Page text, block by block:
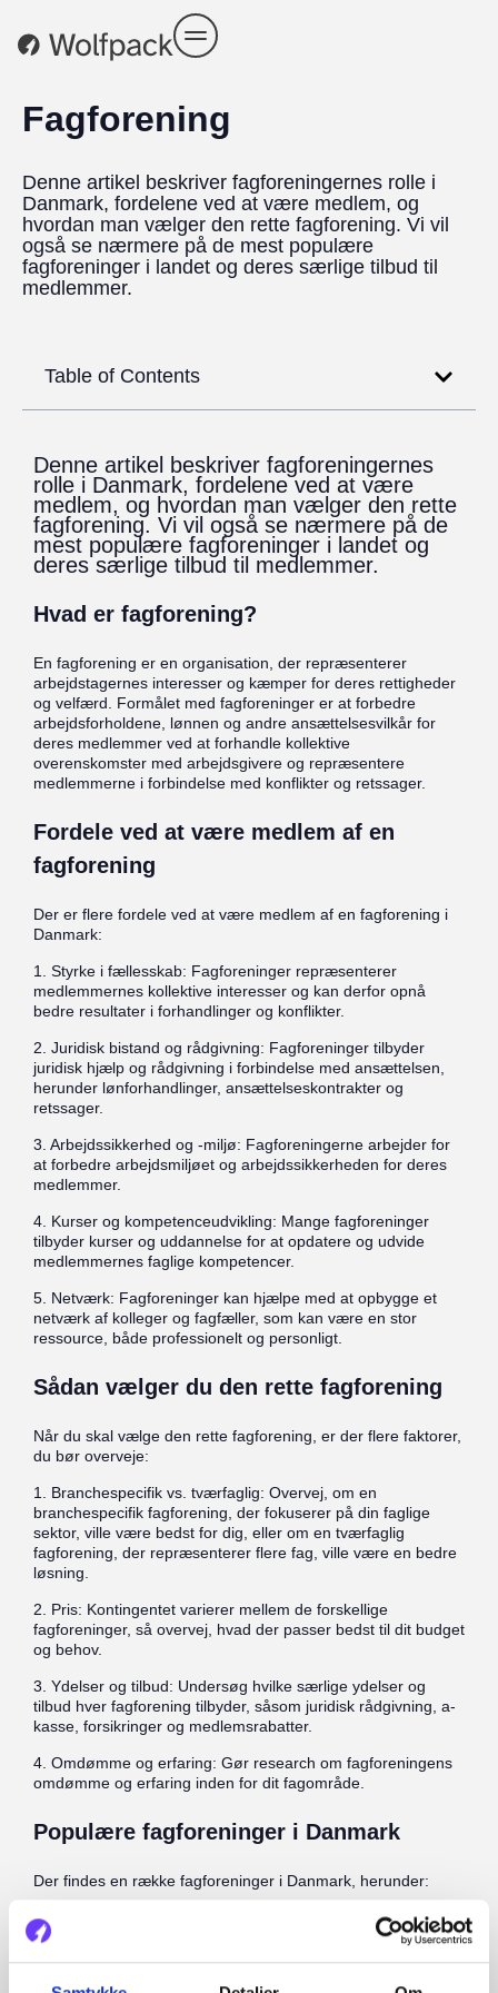
Fagforening
Denne artikel beskriver fagforeningernes rolle i
Danmark, fordelene ved at være medlem, og
hvordan man vælger den rette fagforening. Vi vil
også se nærmere på de mest populære
fagforeninger i landet og deres særlige tilbud til
medlemmer.
Table of Contents
Denne artikel beskriver fagforeningernes
rolle i Danmark, fordelene ved at være
medlem, og hvordan man vælger den rette
fagforening. Vi vil også se nærmere på de
mest populære fagforeninger i landet og
deres særlige tilbud til medlemmer.
Hvad er fagforening?
En fagforening er en organisation, der repræsenterer
arbejdstagernes interesser og kæmper for deres rettigheder
og velfærd. Formålet med fagforeninger er at forbedre
arbejdsforholdene, lønnen og andre ansættelsesvilkår for
deres medlemmer ved at forhandle kollektive
overenskomster med arbejdsgivere og repræsentere
medlemmerne i forbindelse med konflikter og retssager.
Fordele ved at være medlem af en
fagforening
Der er flere fordele ved at være medlem af en fagforening i
Danmark:
1. Styrke i fællesskab: Fagforeninger repræsenterer
medlemmernes kollektive interesser og kan derfor opnå
bedre resultater i forhandlinger og konflikter.
2. Juridisk bistand og rådgivning: Fagforeninger tilbyder
juridisk hjælp og rådgivning i forbindelse med ansættelsen,
herunder lønforhandlinger, ansættelseskontrakter og
retssager.
3. Arbejdssikkerhed og -miljø: Fagforeningerne arbejder for
at forbedre arbejdsmiljøet og arbejdssikkerheden for deres
medlemmer.
4. Kurser og kompetenceudvikling: Mange fagforeninger
tilbyder kurser og uddannelse for at opdatere og udvide
medlemmernes faglige kompetencer.
5. Netværk: Fagforeninger kan hjælpe med at opbygge et
netværk af kolleger og fagfæller, som kan være en stor
ressource, både professionelt og personligt.
Sådan vælger du den rette fagforening
Når du skal vælge den rette fagforening, er der flere faktorer,
du bør overveje:
1. Branchespecifik vs. tværfaglig: Overvej, om en
branchespecifik fagforening, der fokuserer på din faglige
sektor, ville være bedst for dig, eller om en tværfaglig
fagforening, der repræsenterer flere fag, ville være en bedre
løsning.
2. Pris: Kontingentet varierer mellem de forskellige
fagforeninger, så overvej, hvad der passer bedst til dit budget
og behov.
3. Ydelser og tilbud: Undersøg hvilke særlige ydelser og
tilbud hver fagforening tilbyder, såsom juridisk rådgivning, a-
kasse, forsikringer og medlemsrabatter.
4. Omdømme og erfaring: Gør research om fagforeningens
omdømme og erfaring inden for dit fagområde.
Populære fagforeninger i Danmark
Der findes en række fagforeninger i Danmark, herunder:
1. 3F (Fagligt Fælles Forbund): Danmarks største
fagforening med over 270.000 medlemmer fra en bred vifte